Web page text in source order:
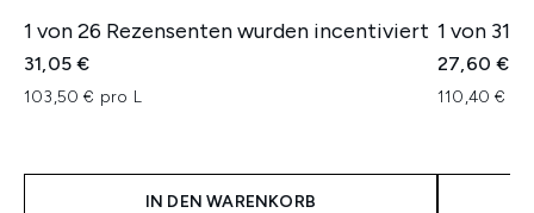
1 von 26 Rezensenten wurden incentiviert
31,05 €
103,50 € pro L
IN DEN WARENKORB
1 von 31
27,60 €
110,40 €